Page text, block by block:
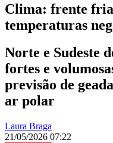
Clima: frente fria
temperaturas
Norte e Sudeste
fortes e
previsão de
ar polar
Laura Braga
21/05/2026 07:22